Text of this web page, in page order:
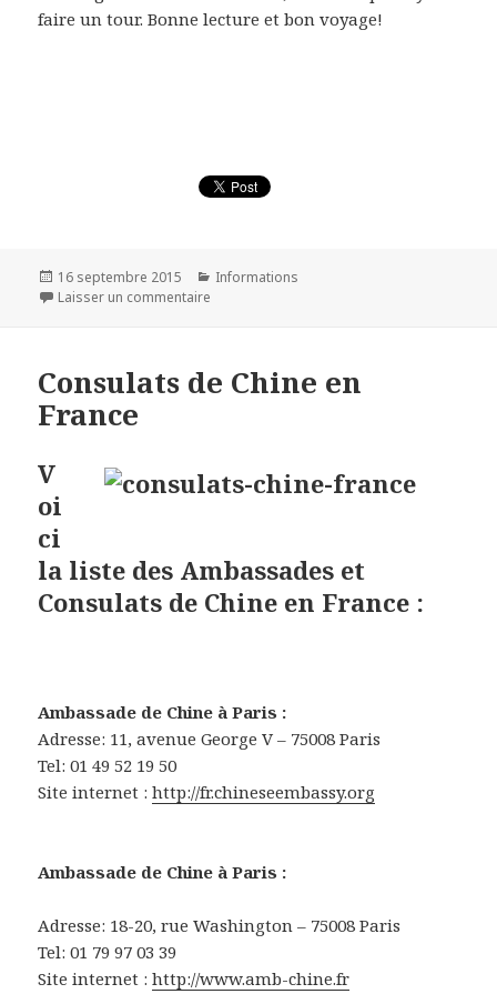
faire un tour. Bonne lecture et bon voyage!
Publié
le
16 septembre 2015 Catégories
Informations
Laisser un commentaire
Consulats de Chine en
France
V
oi
ci
la liste des Ambassades et
Consulats de Chine en France :
Ambassade de Chine à Paris :
Adresse: 11, avenue George V – 75008 Paris
Tel: 01 49 52 19 50
Site internet :http://fr.chineseembassy.org
Ambassade de Chine à Paris :
Adresse: 18-20, rue Washington – 75008 Paris
Tel: 01 79 97 03 39
Site internet :http://www.amb-chine.fr